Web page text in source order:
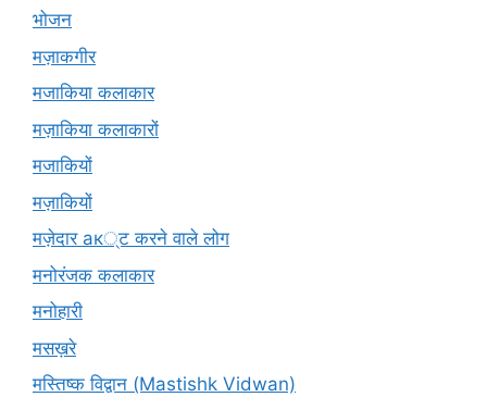
भोजन
मज़ाकगीर
मजाकिया कलाकार
मज़ाकिया कलाकारों
मजाकियों
मज़ाकियों
मज़ेदार ак्ट करने वाले लोग
मनोरंजक कलाकार
मनोहारी
मसख़रे
मस्तिष्क विद्वान (Mastishk Vidwan)